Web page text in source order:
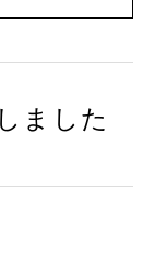
ました